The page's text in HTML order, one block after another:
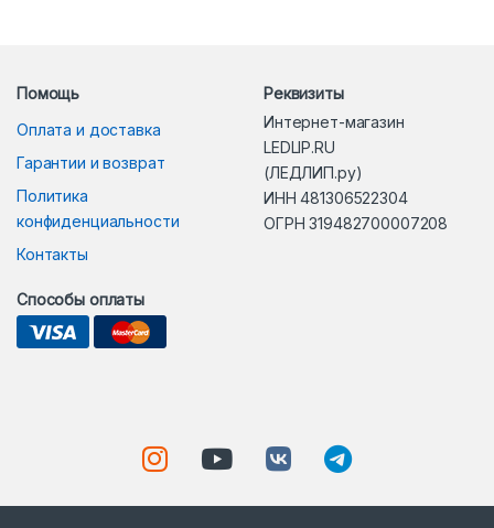
Помощь
Оплата и доставка
Гарантии и возврат
Политика
конфиденциальности
Контакты
Реквизиты
Интернет-магазин
LEDLIP.RU
(ЛЕДЛИП.ру)
ИНН 481306522304
ОГРН 319482700007208
Способы оплаты